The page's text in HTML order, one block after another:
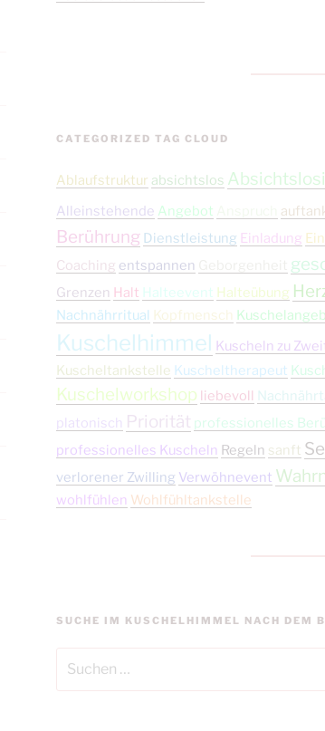
CATEGORIZED TAG CLOUD
Ablaufstruktur absichtslos
Alleinstehende Angebot
Berührung Dienstleistung Einladung
Coaching entspannen
Grenzen Halt Halteevent Halteübung
Nachnährritual Kopfmensch
Kuschelhimmel Kuscheln zu
Kuscheltankstelle Kuscheltherapeut
Kuschelworkshop liebevoll
platonisch Priorität professionelles
professionelles Kuscheln Regeln sanft
verlorener Zwilling Verwöhnevent
wohlfühlen Wohlfühltankstelle
SUCHE IM KUSCHELHIMMEL NACH DEM
nach: